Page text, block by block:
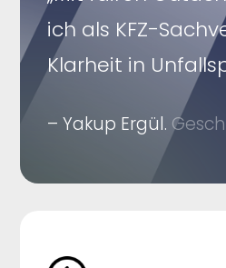
ich als KFZ-
Klarheit in
– Yakup Ergül.